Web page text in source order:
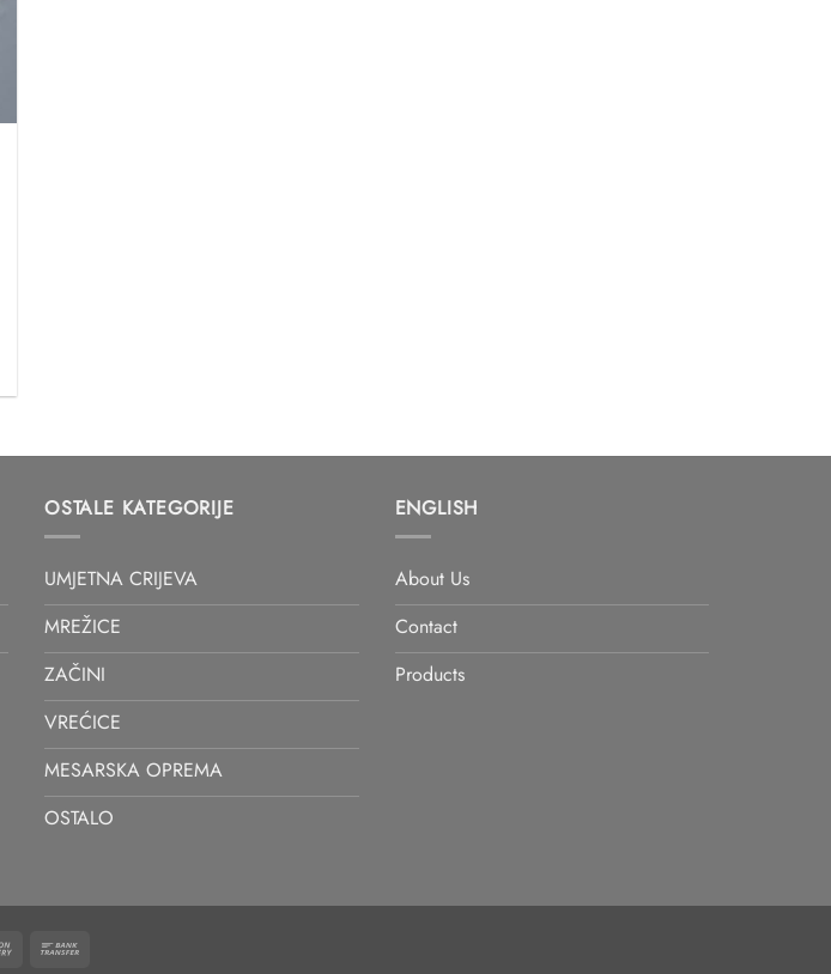
OSTALE KATEGORIJE
UMJETNA CRIJEVA
MREŽICE
ZAČINI
VREĆICE
MESARSKA OPREMA
OSTALO
ENGLISH
About Us
Contact
Products
Cash